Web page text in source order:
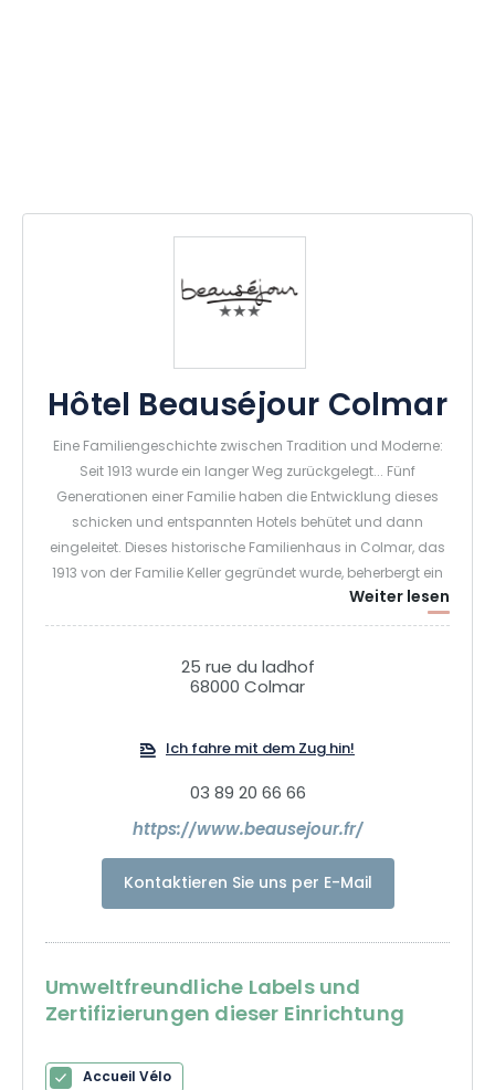
Hôtel Beauséjour Colmar
Eine Familiengeschichte zwischen Tradition und Moderne:
Seit 1913 wurde ein langer Weg zurückgelegt... Fünf
Generationen einer Familie haben die Entwicklung dieses
schicken und entspannten Hotels behütet und dann
eingeleitet. Dieses historische Familienhaus in Colmar, das
1913 von der Familie Keller gegründet wurde, beherbergt ein
Gartenhotel, das einen nie unberührt lässt. Unser Ziel ist es,
Ihnen eine zauberhafte und gesellige Auszeit zu bieten, die
Gourmet-Gastfreundschaft liegt uns sehr am Herzen,
also von unserem Abenteuer verführen.
Weiter lesen
25 rue du ladhof
68000 Colmar
Ich fahre mit dem Zug hin!
03 89 20 66 66
https://www.beausejour.fr/
Kontaktieren Sie uns per E-Mail
Umweltfreundliche Labels und
Zertifizierungen dieser Einrichtung
Accueil Vélo